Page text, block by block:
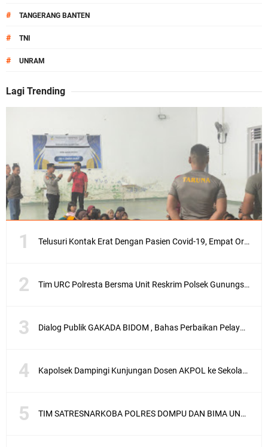
# TANGERANG BANTEN
# TNI
# UNRAM
Lagi Trending
Telusuri Kontak Erat Dengan Pasien Covid-19, Empat Orang di Desa Kedaro Sekotong Dirapid
Tim URC Polresta Bersma Unit Reskrim Polsek Gunungsari Tangkap Pelaku Curanmor
Dialog Publik GAKADA BIDOM , Bahas Perbaikan Pelayanan Medis di NTB
Kapolsek Dampingi Kunjungan Dosen AKPOL ke Sekolah Rakyat Gunungsari
TIM SATRESNARKOBA POLRES DOMPU DAN BIMA UNGKAP KASUS NARKOBA VIA JASA PENGIRIMAN BARANG JNE